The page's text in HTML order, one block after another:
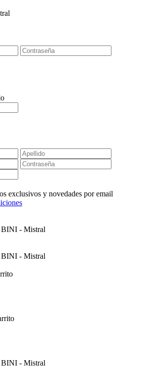
exclusivos y novedades por email